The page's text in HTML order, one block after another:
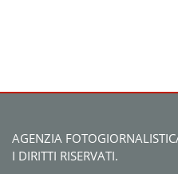
AGENZIA
I DIRITTI RISERVATI.